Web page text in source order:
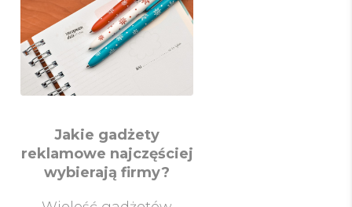
Jakie gadżety
reklamowe najczęściej
wybierają firmy?